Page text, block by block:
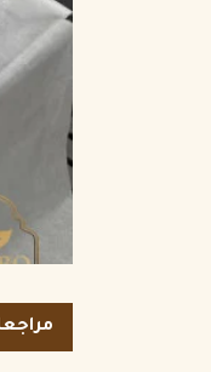
الكمية